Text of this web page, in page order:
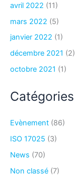
avril 2022 (11)
mars 2022 (5)
janvier 2022 (1)
décembre 2021 (2)
octobre 2021 (1)
Catégories
Evènement (86)
ISO 17025 (3)
News (70)
Non classé (7)